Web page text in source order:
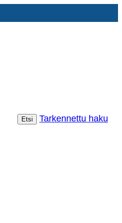
Etsi Tarkennettu haku